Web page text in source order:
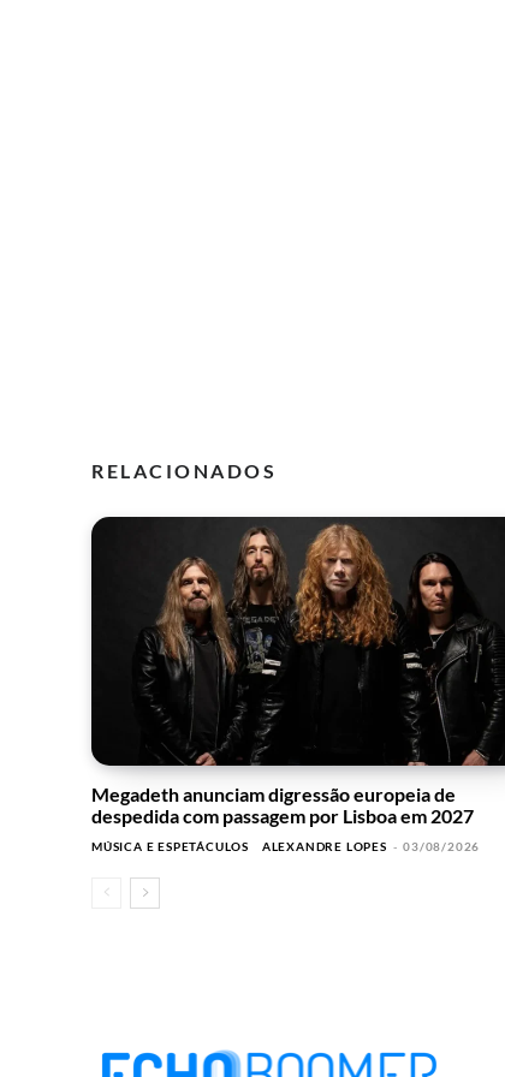
RELACIONADOS
Megadeth anunciam digressão europeia de
despedida com passagem por Lisboa em 2027
MÚSICA E ESPETÁCULOS ALEXANDRE LOPES - 03/08/2026